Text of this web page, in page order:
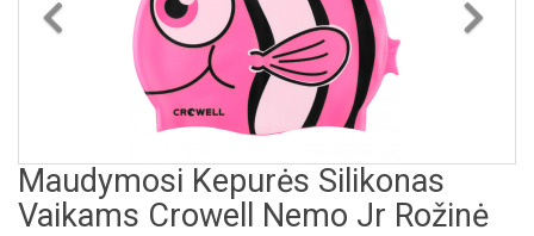
Previous
Maudymosi Kepurės Silikonas
Vaikams Crowell Nemo Jr Rožinė